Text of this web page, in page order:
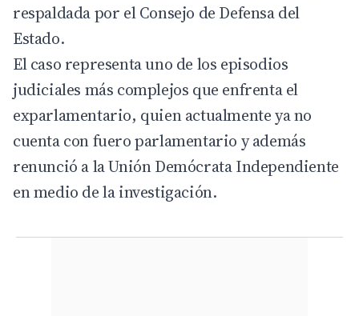
respaldada por el Consejo de Defensa del
Estado.
El caso representa uno de los episodios
judiciales más complejos que enfrenta el
exparlamentario, quien actualmente ya no
cuenta con fuero parlamentario y además
renunció a la Unión Demócrata Independiente
en medio de la investigación.